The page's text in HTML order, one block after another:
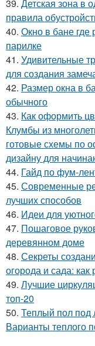
39. Детская зона в
правила
40. Окно в бане где
парилке
41. Удивительные
для создания
42. Размер окна в
обычного
43. Как оформить
Клумбы из
готовые схемы по
дизайну для
44. Гайд по фум-
45. Современные
лучших способов
46. Идеи для
47. Пошаговое
деревянном доме
48. Секреты
огорода и сада: как
49. Лучшие
топ-20
50. Теплый пол
Варианты теплого